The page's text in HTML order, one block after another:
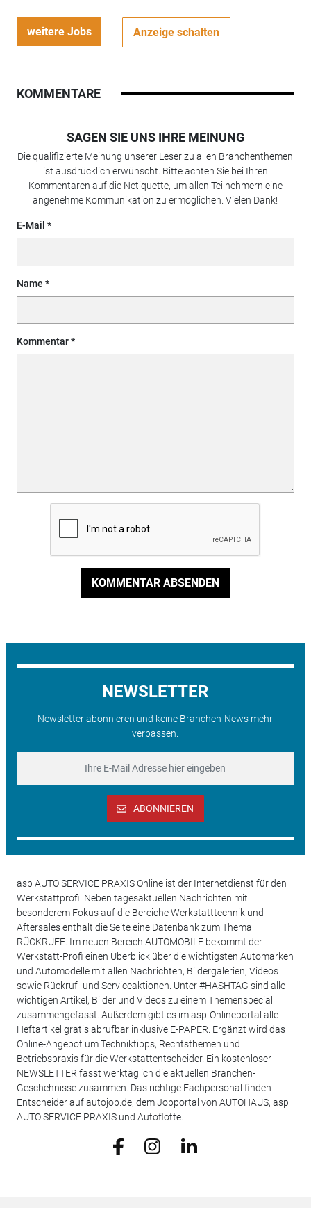
weitere Jobs Anzeige schalten
KOMMENTARE
SAGEN SIE UNS IHRE MEINUNG
Die qualifizierte Meinung unserer Leser zu allen Branchenthemen
ist ausdrücklich erwünscht. Bitte achten Sie bei Ihren
Kommentaren auf die Netiquette, um allen Teilnehmern eine
angenehme Kommunikation zu ermöglichen. Vielen Dank!
E-Mail
Name
Kommentar
KOMMENTAR ABSENDEN
NEWSLETTER
Newsletter abonnieren und keine Branchen-News mehr
verpassen.
ABONNIEREN
asp AUTO SERVICE PRAXIS Online ist der Internetdienst für den
Werkstattprofi. Neben tagesaktuellen Nachrichten mit
besonderem Fokus auf die Bereiche Werkstatttechnik und
Aftersales enthält die Seite eine Datenbank zum Thema
RÜCKRUFE. Im neuen Bereich AUTOMOBILE bekommt der
Werkstatt-Profi einen Überblick über die wichtigsten Automarken
und Automodelle mit allen Nachrichten, Bildergalerien, Videos
sowie Rückruf- und Serviceaktionen. Unter #HASHTAG sind alle
wichtigen Artikel, Bilder und Videos zu einem Themenspecial
zusammengefasst. Außerdem gibt es im asp-Onlineportal alle
Heftartikel gratis abrufbar inklusive E-PAPER. Ergänzt wird das
Online-Angebot um Techniktipps, Rechtsthemen und
Betriebspraxis für die Werkstattentscheider. Ein kostenloser
NEWSLETTER fasst werktäglich die aktuellen Branchen-
Geschehnisse zusammen. Das richtige Fachpersonal finden
Entscheider auf autojob.de, dem Jobportal von AUTOHAUS, asp
AUTO SERVICE PRAXIS und Autoflotte.